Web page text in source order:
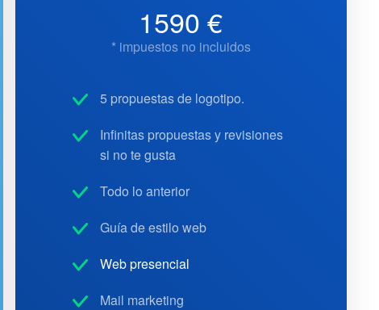
1590 €
* impuestos no incluidos
5 propuestas de logotipo.
Infinitas propuestas y revisiones
si no te gusta
Todo lo anterior
Guía de estilo web
Web presencial
Mail marketing